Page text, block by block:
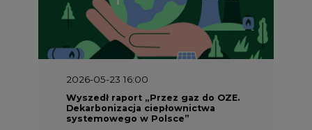
2026-05-23 16:00
Wyszedł raport „Przez gaz do OZE.
Dekarbonizacja ciepłownictwa
systemowego w Polsce”